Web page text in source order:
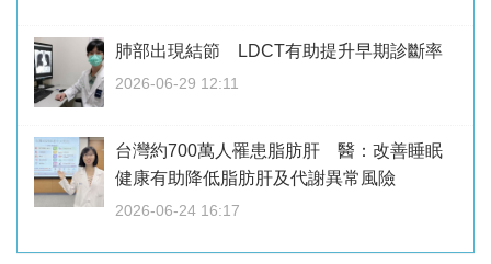
肺部出現結節 LDCT有助提升早期診斷率
2026-06-29 12:11
台灣約700萬人罹患脂肪肝 醫：改善睡眠
健康有助降低脂肪肝及代謝異常風險
2026-06-24 16:17